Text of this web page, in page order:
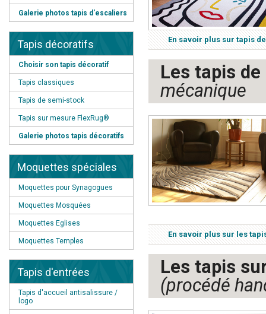
En savoir plus sur tapis
Les tapis
mécanique
En savoir plus sur les
Les tapis
(procédé
Galerie photos tapis d'escaliers
Tapis décoratifs
Choisir son tapis décoratif
Tapis classiques
Tapis de semi-stock
Tapis sur mesure FlexRug®
Galerie photos tapis décoratifs
Moquettes spéciales
Moquettes pour Synagogues
Moquettes Mosquées
Moquettes Eglises
Moquettes Temples
Tapis d'entrées
Tapis d'accueil antisalissure /
logo